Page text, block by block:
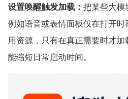
设置唤醒触发加载： 把某些大模
例如语音或表情面板仅在打开
用资源，只有在真正需要时才
能缩短日常启动时间。